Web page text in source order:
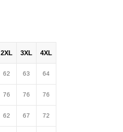
2XL 3XL 4XL
62 63 64
76 76 76
62 67 72